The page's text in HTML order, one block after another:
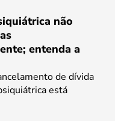
não
entenda a
de dívida
está